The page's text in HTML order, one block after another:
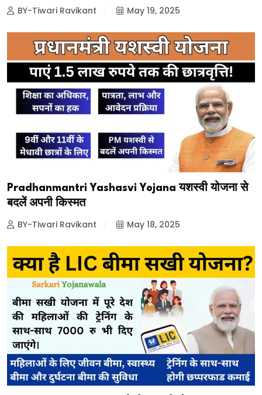
BY-Tiwari Ravikant May 19, 2025
Pradhanmantri Yashasvi Yojana यशस्वी योजना से
बदलें अपनी किस्मत
BY-Tiwari Ravikant May 18, 2025